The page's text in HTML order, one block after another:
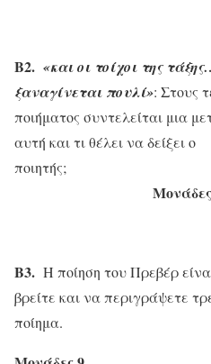
Β2. «και οι τοίχοι της
ξαναγίνεται πουλί»: Στους
ποιήματος συντελείται μια
αυτή και τι θέλει να δείξει ο
Β3. Η ποίηση του Πρεβέρ
βρείτε και να περιγράψετε
ποίημα.